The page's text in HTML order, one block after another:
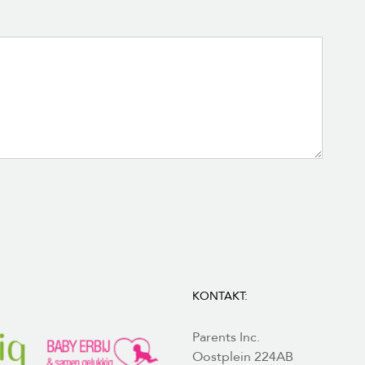
KONTAKT:
Parents Inc.
Oostplein 224AB